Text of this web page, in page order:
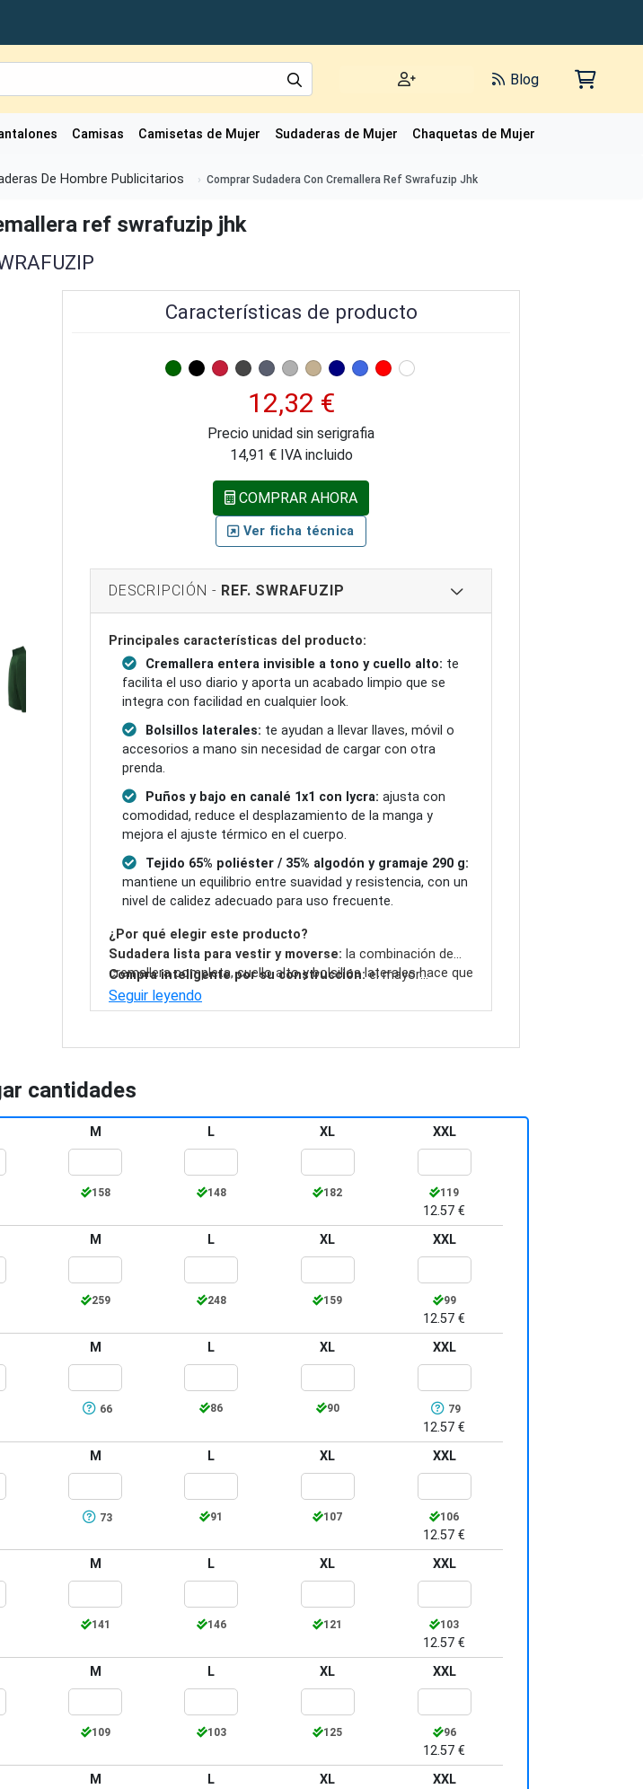
Blog
Camisas Camisetas de Mujer Sudaderas de Mujer Chaquetas de Mujer
De Hombre Publicitarios Comprar Sudadera Con Cremallera Ref Swrafuzip Jhk
ref swrafuzip jhk
Características de producto
12,32 €
Precio unidad sin serigrafia
14,91 € IVA incluido
COMPRAR AHORA
Ver ficha técnica
DESCRIPCIÓN - REF. SWRAFUZIP
Principales características del producto:
Cremallera entera invisible a tono y cuello alto: te
facilita el uso diario y aporta un acabado limpio que se
integra con facilidad en cualquier look.
Bolsillos laterales: te ayudan a llevar llaves, móvil o
accesorios a mano sin necesidad de cargar con otra
prenda.
Puños y bajo en canalé 1x1 con lycra: ajusta con
comodidad, reduce el desplazamiento de la manga y
mejora el ajuste térmico en el cuerpo.
Tejido 65% poliéster / 35% algodón y gramaje 290 g:
mantiene un equilibrio entre suavidad y resistencia, con un
nivel de calidez adecuado para uso frecuente.
¿Por qué elegir este producto?
Sudadera lista para vestir y moverse: la combinación de
cremallera completa, cuello alto y bolsillos laterales hace que
sea práctica para el día a día, el entretiempo o planes
informales, con tallaje desde XS hasta XXL y 11 colores para
Compra inteligente por su construcción:el mayor
contenido de poliéster favorece la durabilidad y el
mantenimiento, mientras el canalé con lycra en puños y bajo
aporta una calidez de peso medio sin resultar excesiva.
Seguir leyendo
cantidades
M
158
L
148
XL
182
XXL
119
12.57 €
M
259
L
248
XL
159
XXL
99
12.57 €
M
66
L
86
XL
90
XXL
79
12.57 €
M
73
L
91
XL
107
XXL
106
12.57 €
M
141
L
146
XL
121
XXL
103
12.57 €
M
109
L
103
XL
125
XXL
96
12.57 €
M L XL XXL